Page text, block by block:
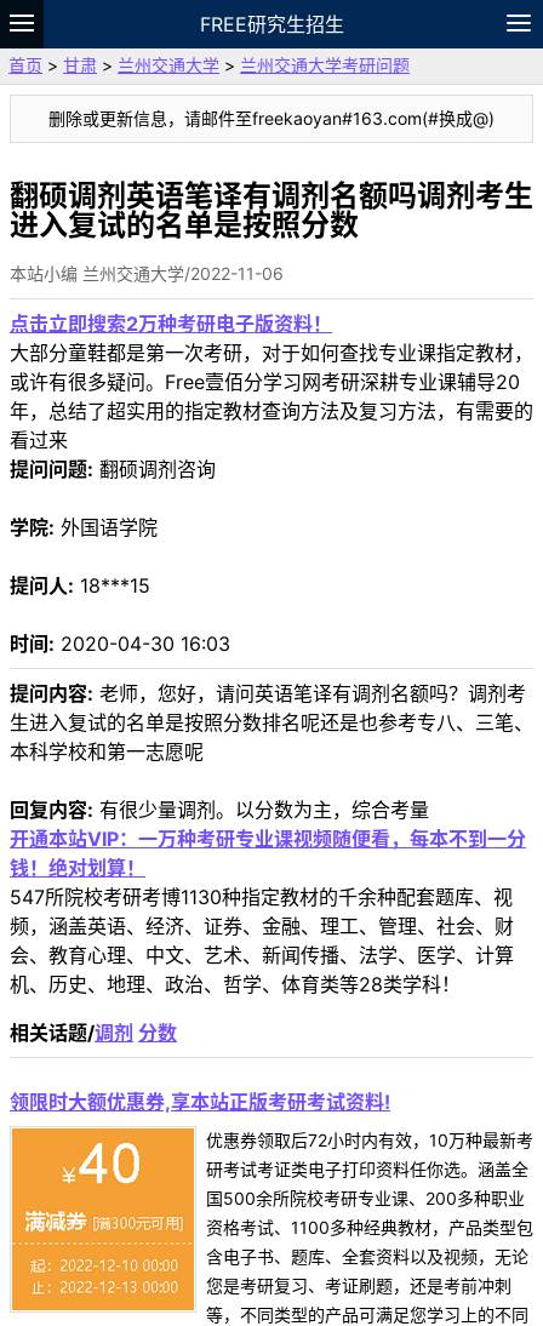
FREE研究生招生
题库
故事 专题 APP 笔记
论坛
VIP
资料
首页 > 甘肃 > 兰州交通大学 > 兰州交通大学考研问题
删除或更新信息，请邮件至freekaoyan#163.com(#换成@)
翻硕调剂英语笔译有调剂名额吗调剂考生
进入复试的名单是按照分数
本站小编 兰州交通大学/2022-11-06
点击立即搜索2万种考研电子版资料！
大部分童鞋都是第一次考研，对于如何查找专业课指定教材，
或许有很多疑问。Free壹佰分学习网考研深耕专业课辅导20
年，总结了超实用的指定教材查询方法及复习方法，有需要的
看过来
提问问题: 翻硕调剂咨询
学院: 外国语学院
提问人: 18***15
时间: 2020-04-30 16:03
提问内容: 老师，您好，请问英语笔译有调剂名额吗？调剂考
生进入复试的名单是按照分数排名呢还是也参考专八、三笔、
本科学校和第一志愿呢
回复内容: 有很少量调剂。以分数为主，综合考量
开通本站VIP：一万种考研专业课视频随便看，每本不到一分
钱！绝对划算！
547所院校考研考博1130种指定教材的千余种配套题库、视
频，涵盖英语、经济、证券、金融、理工、管理、社会、财
会、教育心理、中文、艺术、新闻传播、法学、医学、计算
机、历史、地理、政治、哲学、体育类等28类学科！
相关话题/调剂 分数
领限时大额优惠券,享本站正版考研考试资料!
优惠券领取后72小时内有效，10万种最新考
研考试考证类电子打印资料任你选。涵盖全
国500余所院校考研专业课、200多种职业
资格考试、1100多种经典教材，产品类型包
含电子书、题库、全套资料以及视频，无论
您是考研复习、考证刷题，还是考前冲刺
等，不同类型的产品可满足您学习上的不同